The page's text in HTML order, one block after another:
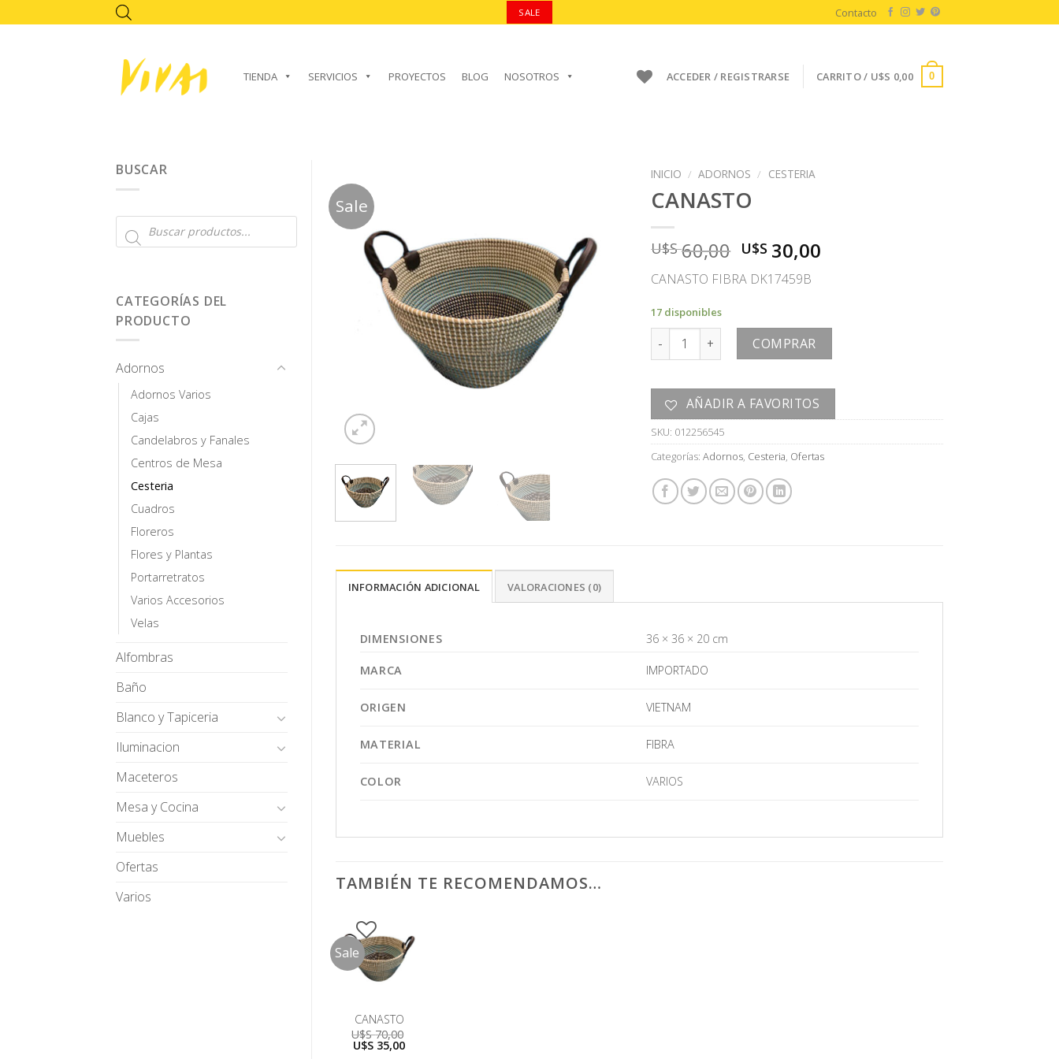
to
SALE Contacto
TIENDA SERVICIOS PROYECTOS BLOG NOSOTROS ACCEDER / REGISTRARSE CARRITO / U$S 0,00 0
BUSCAR
Búsqueda
de
CATEGORÍAS DEL
PRODUCTO
Adornos
Adornos Varios
Cajas
Candelabros y Fanales
Centros de Mesa
Cesteria
Cuadros
Floreros
Flores y Plantas
Portarretratos
Varios Accesorios
Velas
Alfombras
Baño
Blanco y Tapiceria
Iluminacion
Maceteros
Mesa y Cocina
Muebles
Ofertas
Varios
Sale
AÑADIR A
FAVORITOS
INICIO / ADORNOS / CESTERIA
CANASTO
U$S60,00 El
precio
original
U$S
60,00.
U$S 30,00
U$S
CANASTO FIBRA DK17459B
17 disponibles
CANASTO cantidadCOMPRAR
AÑADIR A FAVORITOS
SKU: 012256545
Categorías:Adornos, Cesteria, Ofertas
INFORMACIÓN ADICIONAL VALORACIONES (0)
DIMENSIONES 36 × 36 × 20 cm
MARCA IMPORTADO
ORIGEN VIETNAM
MATERIAL FIBRA
COLOR VARIOS
TAMBIÉN TE RECOMENDAMOS…
Sale
CANASTO
U$S70,00
El
precio
U$S 35,00El